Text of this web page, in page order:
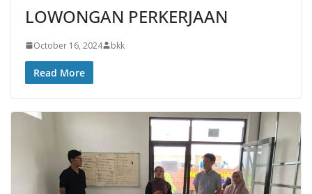
LOWONGAN PERKERJAAN
October 16, 2024 bkk
Read More